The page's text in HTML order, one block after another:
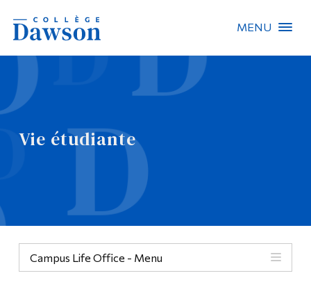
MENU
Vie étudiante
Campus Life Office - Menu
Recherche sur le site
Recherche de personnes
Omnivox
Liens rapides